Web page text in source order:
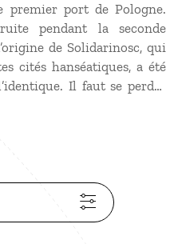
premier port de Pologne.
pendant la seconde
de Solidarinosc, qui
cités hanséatiques, a été
Il faut se perdre
de maisons en brique
abrite le musée d’histoire
ou encore la basilique
astronomique.